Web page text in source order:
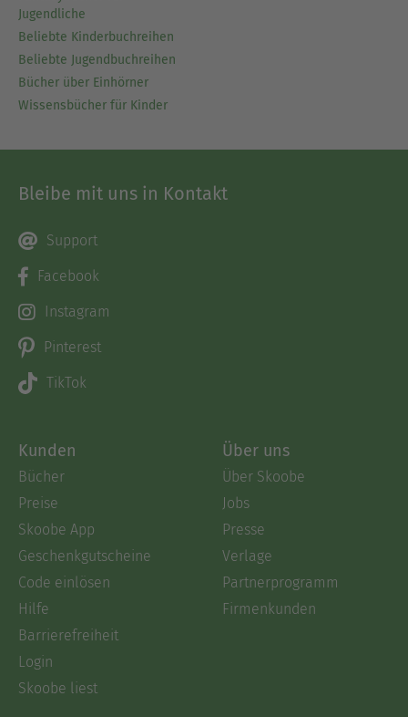
Jugendliche
Beliebte Kinderbuchreihen
Beliebte Jugendbuchreihen
Bücher über Einhörner
Wissensbücher für Kinder
Bleibe mit uns in Kontakt
Support
Facebook
Instagram
Pinterest
TikTok
Kunden
Bücher
Preise
Skoobe App
Geschenkgutscheine
Code einlösen
Hilfe
Barrierefreiheit
Login
Skoobe liest
Über uns
Über Skoobe
Jobs
Presse
Verlage
Partnerprogramm
Firmenkunden